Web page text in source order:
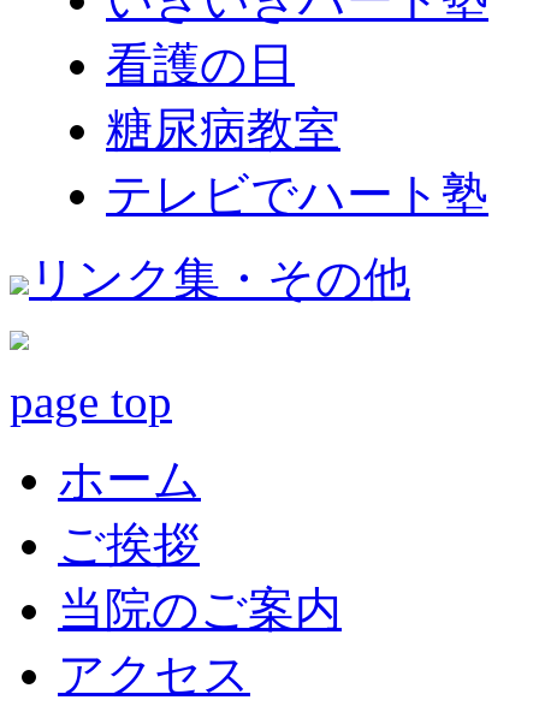
看護の日
糖尿病教室
テレビでハート塾
リンク集・その他
page top
ホーム
ご挨拶
当院のご案内
アクセス